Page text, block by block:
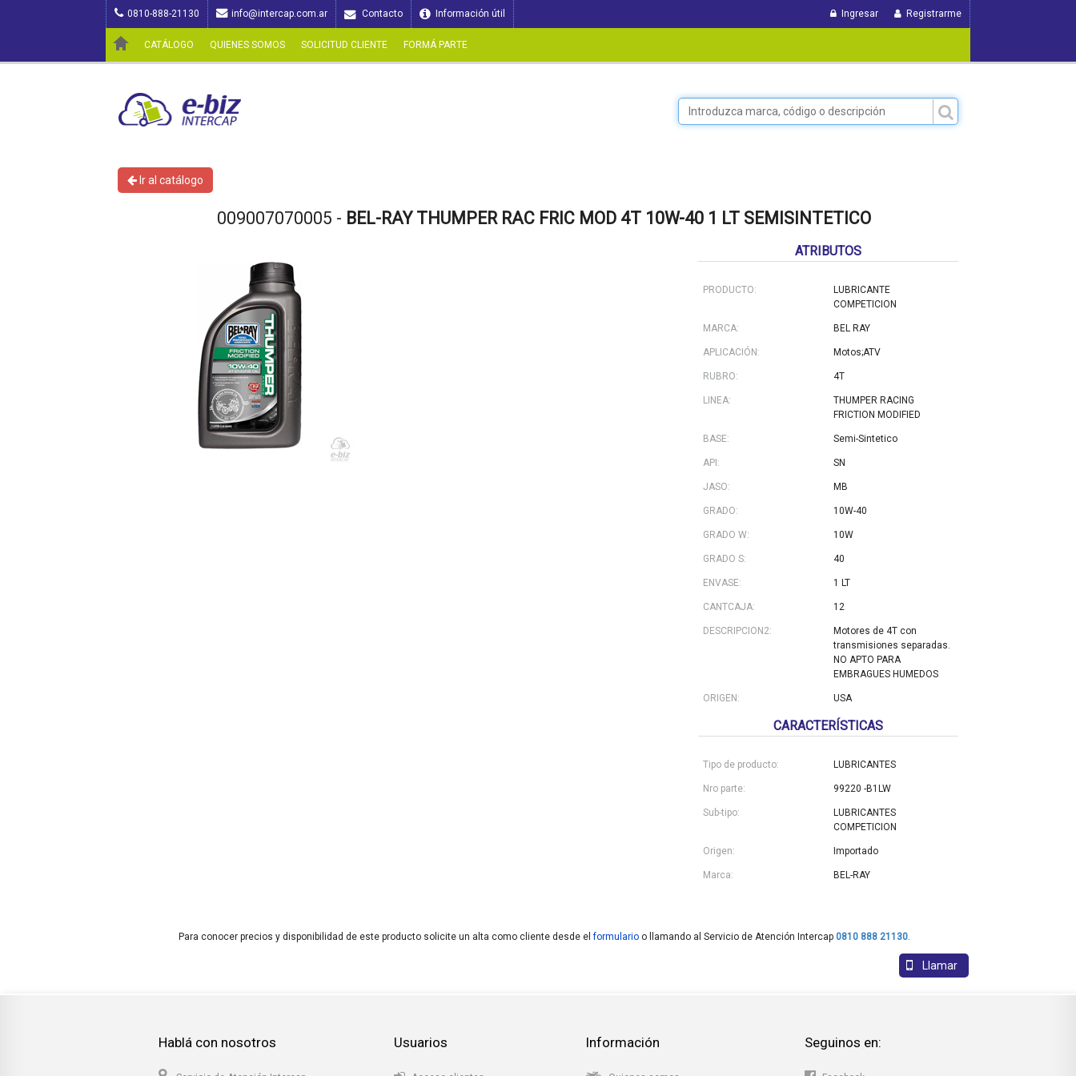
0810-888-21130 info@intercap.com.ar Contacto Información útil Ingresar Registrarme
CATÁLOGO QUIENES SOMOS SOLICITUD CLIENTE FORMÁ PARTE
Ir al catálogo
009007070005 - BEL-RAY THUMPER RAC FRIC MOD 4T 10W-40 1 LT SEMISINTETICO
ATRIBUTOS
PRODUCTO:
LUBRICANTE
COMPETICION
MARCA: BEL RAY
APLICACIÓN: Motos;ATV
RUBRO: 4T
LINEA:
THUMPER RACING
FRICTION MODIFIED
BASE: Semi-Sintetico
API: SN
JASO: MB
GRADO: 10W-40
GRADO W: 10W
GRADO S: 40
ENVASE: 1 LT
CANTCAJA: 12
DESCRIPCION2:
Motores de 4T con
transmisiones separadas.
NO APTO PARA
EMBRAGUES HUMEDOS
ORIGEN: USA
CARACTERÍSTICAS
Tipo de producto: LUBRICANTES
Nro parte: 99220 -B1LW
Sub-tipo:
LUBRICANTES
COMPETICION
Origen: Importado
Marca: BEL-RAY
Para conocer precios y disponibilidad de este producto solicite un alta como cliente desde elformularioo llamando al Servicio de Atención Intercap 0810 888 21130.
Llamar
Hablá con nosotros Usuarios Información Seguinos en: